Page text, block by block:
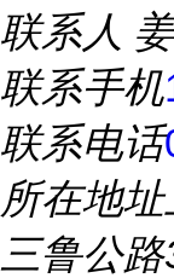
联系人
联系手机
联系电话
所在地址
三鲁公